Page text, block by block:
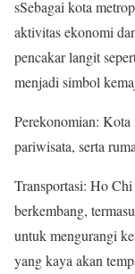
sSebagai kota
aktivitas ekonomi
pencakar langit
menjadi simbol
Perekonomian: Kota
pariwisata, serta
Transportasi: Ho
berkembang,
untuk mengurangi
yang kaya akan